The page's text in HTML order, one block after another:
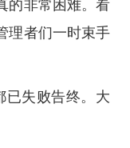
的非常困难。看
理者们一时束手
已失败告终。大